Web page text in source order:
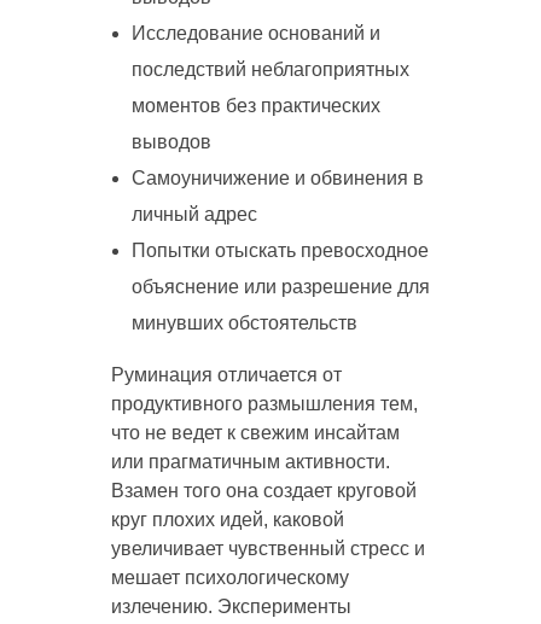
Исследование оснований и
последствий неблагоприятных
моментов без практических
выводов
Самоуничижение и обвинения в
личный адрес
Попытки отыскать превосходное
объяснение или разрешение для
минувших обстоятельств
Руминация отличается от
продуктивного размышления тем,
что не ведет к свежим инсайтам
или прагматичным активности.
Взамен того она создает круговой
круг плохих идей, каковой
увеличивает чувственный стресс и
мешает психологическому
излечению. Эксперименты